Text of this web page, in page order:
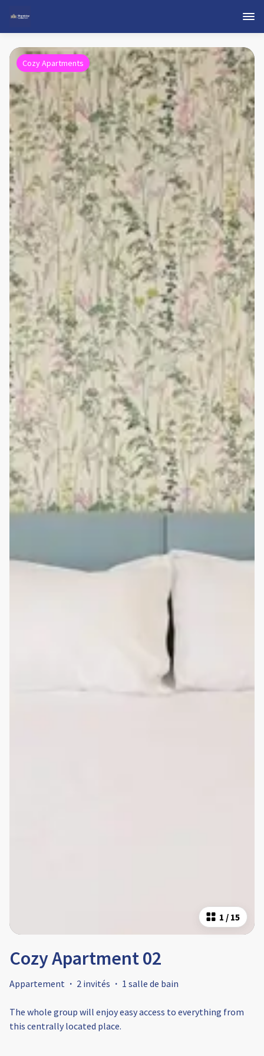
1 / 15
Cozy Apartments
Cozy Apartment 02
Appartement · 2 invités · 1 salle de bain
The whole group will enjoy easy access to everything from
this centrally located place.